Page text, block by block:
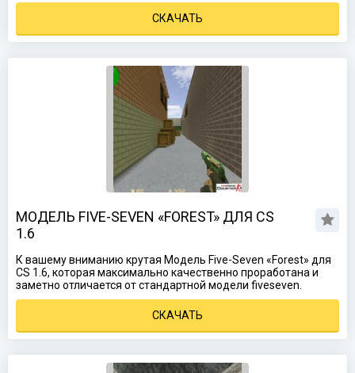
СКАЧАТЬ
МОДЕЛЬ FIVE-SEVEN «FOREST» ДЛЯ CS
1.6
К вашему вниманию крутая Модель Five-Seven «Forest» для
CS 1.6, которая максимально качественно проработана и
заметно отличается от стандартной модели fiveseven.
СКАЧАТЬ